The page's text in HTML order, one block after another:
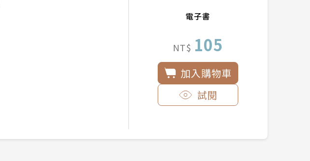
電子書
NT$ 105
加入購物車
試閱